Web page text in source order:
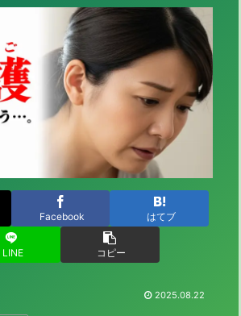
Facebook はてブ
LINE コピー
2025.08.22